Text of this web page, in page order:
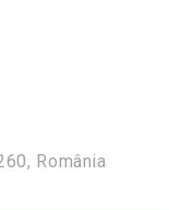
România